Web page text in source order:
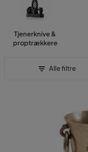
Tjenerknive &
proptrækkere
Alle filtre